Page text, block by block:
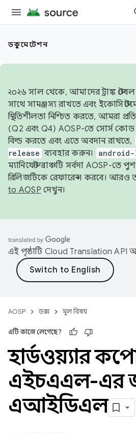
ডকুমেন্টেশন
২০২৬ সাল থেকে, আমাদের ট্রাঙ্ক
সাথে সামঞ্জস্য রাখতে এবং
স্থিতিশীলতা নিশ্চিত করতে, আমরা
(Q2 এবং Q4) AOSP-তে সোর্স কোড
বিল্ড করতে এবং এতে অবদান রাখতে,
release ব্যবহার করুন।
ম্যানিফেস্ট ব্রাঞ্চটি সর্বদা AOSP-তে
রিলিজটিকে রেফারেন্স করবে। আরও
to AOSP দেখুন।
এই পৃষ্ঠাটি Cloud Translation API
AOSP ডক্স মূল বিষয়
এটি কাজে লেগেছে?
হার্ডওয়্যার
এইচএএল-এর
এআইডিএল